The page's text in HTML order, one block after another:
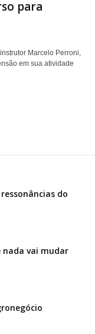
para
Marcelo Perroni,
em sua atividade
do
nada vai mudar